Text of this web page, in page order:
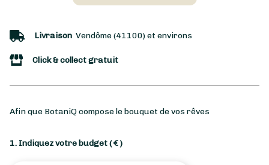
Livraison Vendôme (41100) et environs
Click & collect gratuit
Afin que BotaniQ compose le bouquet de vos rêves
1. Indiquez votre budget( € )